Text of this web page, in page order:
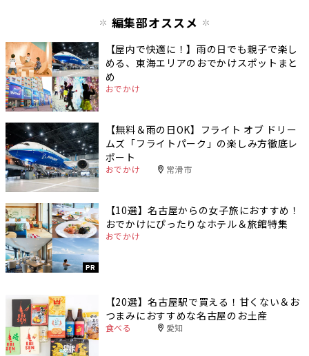
編集部オススメ
【屋内で快適に！】雨の日でも親子で楽し
める、東海エリアのおでかけスポットまと
め
おでかけ
【無料＆雨の日OK】フライト オブ ドリー
ムズ「フライトパーク」の楽しみ方徹底レ
ポート
おでかけ 常滑市
PR
【10選】名古屋からの女子旅におすすめ！
おでかけにぴったりなホテル＆旅館特集
おでかけ
【20選】名古屋駅で買える！甘くない＆お
つまみにおすすめな名古屋のお土産
食べる 愛知